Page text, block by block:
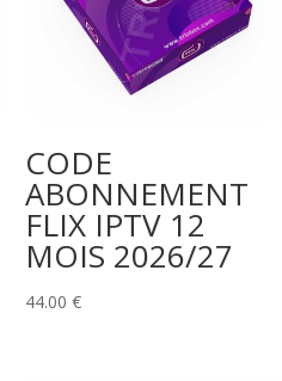
CODE
ABONNEMENT
FLIX IPTV 12
MOIS 2026/27
44.00 €